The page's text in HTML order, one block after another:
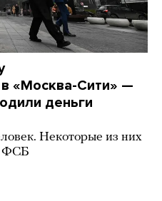
«Москва-Сити» —
деньги
Некоторые из них
ФСБ